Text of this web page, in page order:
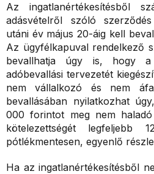
Az ingatlanértékesítésből
adásvételről szóló
utáni év május 20-áig kell
Az ügyfélkapuval rendelkező
bevallhatja úgy is, hogy
adóbevallási tervezetét
nem vállalkozó és nem
bevallásában nyilatkozhat
000 forintot meg nem
kötelezettségét legfeljebb
pótlékmentesen, egyenlő
Ha az ingatlanértékesítésből